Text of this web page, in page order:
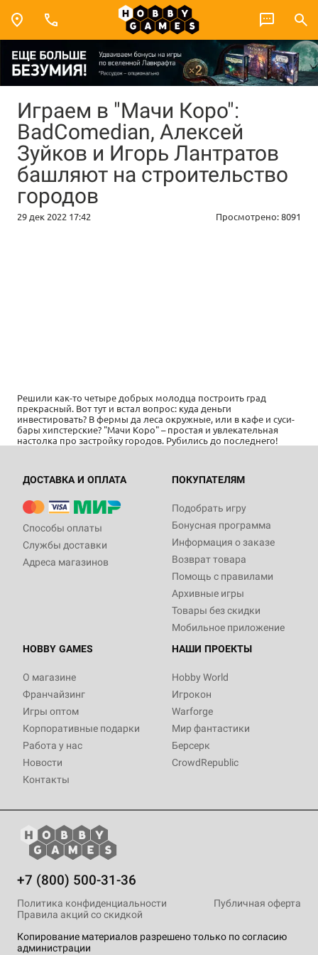
Играем в "Мачи Коро":
BadComedian, Алексей
Зуйков и Игорь Лантратов
башляют на строительство
городов
29 дек 2022 17:42 Просмотрено:8091
Решили как-то четыре добрых молодца построить град
прекрасный. Вот тут и встал вопрос: куда деньги
инвестировать? В фермы да леса окружные, или в кафе и суси-
бары хипстерские? "Мачи Коро" – простая и увлекательная
настолка про застройку городов. Рубились до последнего!
ДОСТАВКА И ОПЛАТА
Способы оплаты
Службы доставки
Адреса магазинов
ПОКУПАТЕЛЯМ
Подобрать игру
Бонусная программа
Информация о заказе
Возврат товара
Помощь с правилами
Архивные игры
Товары без скидки
Мобильное приложение
HOBBY GAMES
О магазине
Франчайзинг
Игры оптом
Корпоративные подарки
Работа у нас
Новости
Контакты
НАШИ ПРОЕКТЫ
Hobby World
Игрокон
Warforge
Мир фантастики
Берсерк
CrowdRepublic
+7 (800) 500-31-36
Копирование материалов разрешено только по согласию
администрации
Политика конфиденциальности
Публичная оферта
Правила акций со скидкой